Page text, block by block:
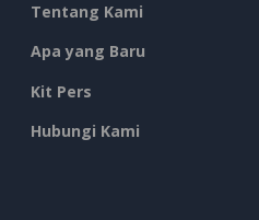
Tentang Kami
Apa yang Baru
Kit Pers
Hubungi Kami